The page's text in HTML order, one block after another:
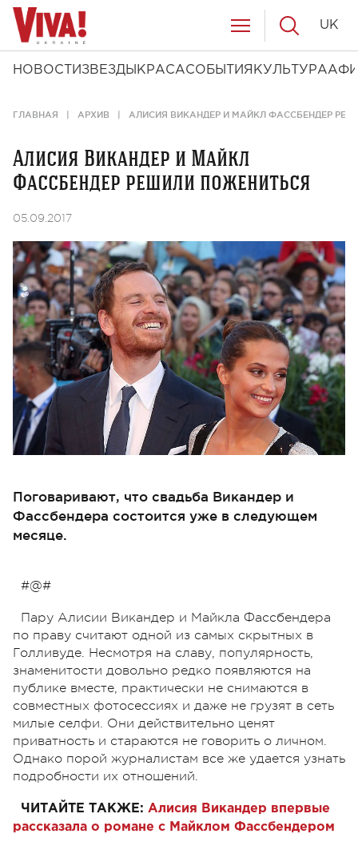
НОВОСТИ ЗВЕЗДЫ КРАСАСОБЫТИЯ КУЛЬТУРА
UK
ГЛАВНАЯ АРХИВ АЛИСИЯ ВИКАНДЕР И МАЙКЛ ФАССБЕНДЕР
Алисия Викандер и Майкл
Фассбендер решили пожениться
05.09.2017
Поговаривают, что свадьба Викандер и
Фассбендера состоится уже в следующем
месяце.
#@#
Пару Алисии Викандер и Майкла Фассбендера
по праву считают одной из самых скрытных в
Голливуде. Несмотря на славу, популярность,
знаменитости довольно редко появляются на
публике вместе, практически не снимаются в
совместных фотосессиях и даже не грузят в сеть
милые селфи. Они действительно ценят
приватность и стараются не говорить о личном.
Однако порой журналистам все же удается узнать
подробности их отношений.
ЧИТАЙТЕ ТАКЖЕ: Алисия Викандер впервые
рассказала о романе с Майклом Фассбендером